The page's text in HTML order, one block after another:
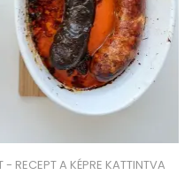
RECEPT A KÉPRE KATTINTVA